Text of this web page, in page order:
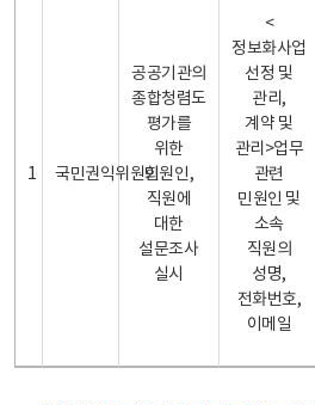
1 국민권익위원회
공공기관의
종합청렴도
평가를
위한
민원인,
직원에
대한
설문조사
실시
<
정보화사업
선정 및
관리,
계약 및
관리>업무
관련
민원인 및
소속
직원의
성명,
전화번호,
이메일